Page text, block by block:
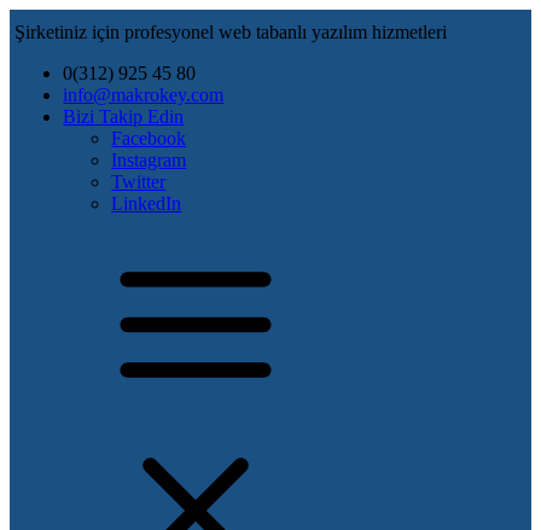
Şirketiniz için profesyonel web tabanlı yazılım hizmetleri
0(312) 925 45 80
info@makrokey.com
Bizi Takip Edin
Facebook
Instagram
Twitter
LinkedIn